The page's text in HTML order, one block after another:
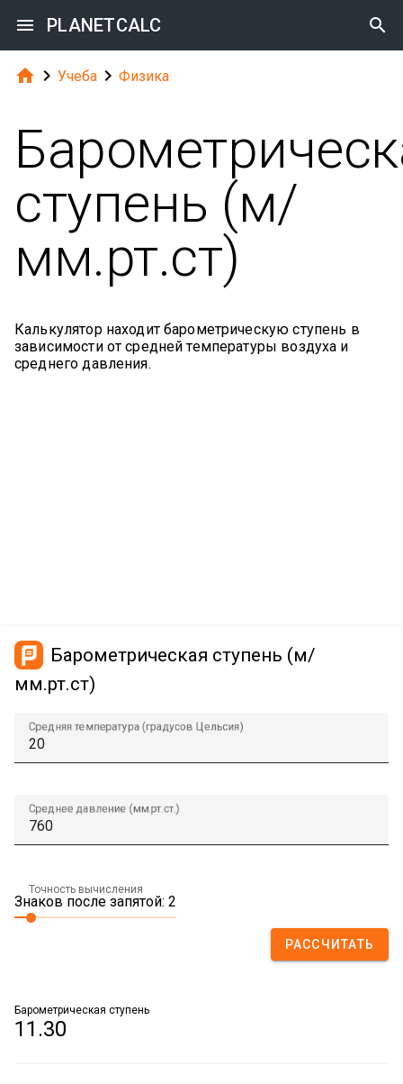
 PLANETCALC 
  Учеба  Физика
ступень (м/
мм.рт.ст)
Калькулятор находит барометрическую ступень в
зависимости от средней температуры воздуха и
среднего давления.
Барометрическая ступень (м/
мм.рт.ст)
Средняя температура (градусов Цельсия)
Среднее давление (мм.рт.ст.)
Точность вычисления
Знаков после запятой: 2
РАССЧИТАТЬ
Барометрическая ступень
11.30